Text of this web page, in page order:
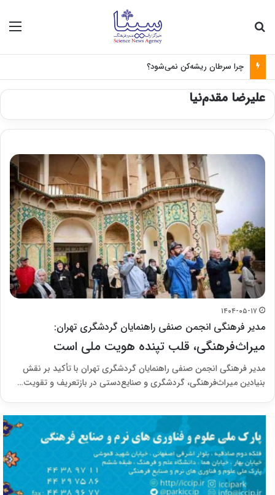
چرا سرطان ریشه‌کن نمی‌شود؟
علیرضا مقدم‌نیا
۱۴۰۴-۰۵-۱۷
مدیر فرهنگی انجمن صنفی راهنمایان گردشگری تهران:
میراث‌فرهنگی، قلب تپنده هویت ملی است
مدیر فرهنگی انجمن صنفی راهنمایان گردشگری تهران با تأکید بر نقش
بنیادین میراث‌فرهنگی، گردشگری و صنایع‌دستی در بازتعریف و تقویت…